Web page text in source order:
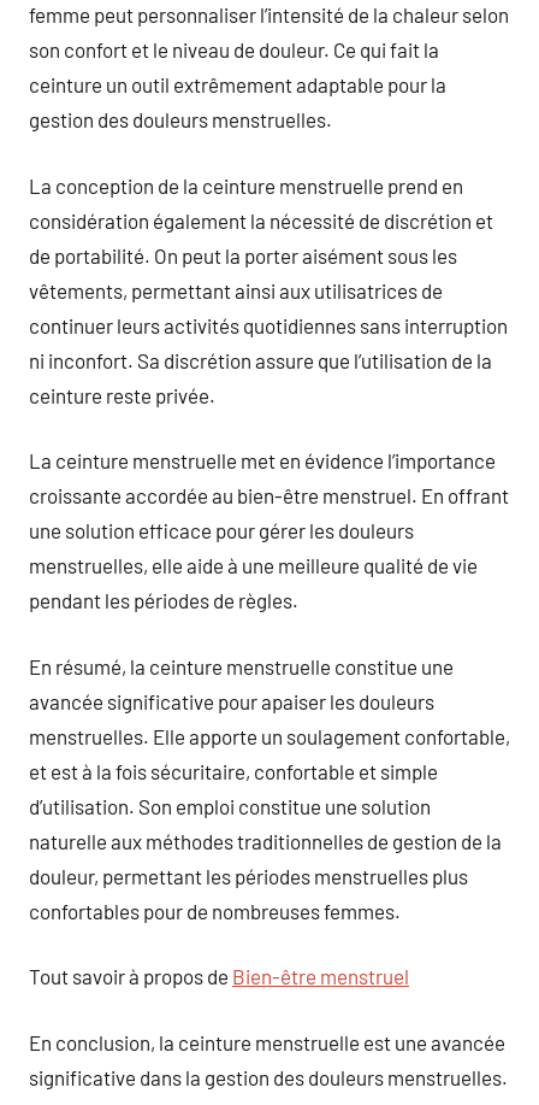
femme peut personnaliser l’intensité de la chaleur selon
son confort et le niveau de douleur. Ce qui fait la
ceinture un outil extrêmement adaptable pour la
gestion des douleurs menstruelles.
La conception de la ceinture menstruelle prend en
considération également la nécessité de discrétion et
de portabilité. On peut la porter aisément sous les
vêtements, permettant ainsi aux utilisatrices de
continuer leurs activités quotidiennes sans interruption
ni inconfort. Sa discrétion assure que l’utilisation de la
ceinture reste privée.
La ceinture menstruelle met en évidence l’importance
croissante accordée au bien-être menstruel. En offrant
une solution efficace pour gérer les douleurs
menstruelles, elle aide à une meilleure qualité de vie
pendant les périodes de règles.
En résumé, la ceinture menstruelle constitue une
avancée significative pour apaiser les douleurs
menstruelles. Elle apporte un soulagement confortable,
et est à la fois sécuritaire, confortable et simple
d’utilisation. Son emploi constitue une solution
naturelle aux méthodes traditionnelles de gestion de la
douleur, permettant les périodes menstruelles plus
confortables pour de nombreuses femmes.
Tout savoir à propos de Bien-être menstruel
En conclusion, la ceinture menstruelle est une avancée
significative dans la gestion des douleurs menstruelles.